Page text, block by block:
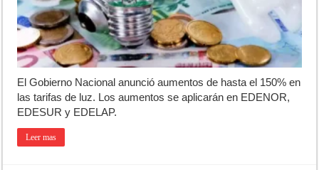
El Gobierno Nacional anunció aumentos de hasta el 150% en
las tarifas de luz. Los aumentos se aplicarán en EDENOR,
EDESUR y EDELAP.
Leer mas